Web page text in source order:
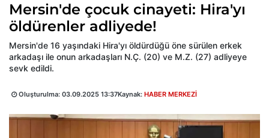
Mersin'de çocuk cinayeti: Hira'yı
öldürenler adliyede!
Mersin'de 16 yaşındaki Hira'yı öldürdüğü öne sürülen erkek
arkadaşı ile onun arkadaşları N.Ç. (20) ve M.Z. (27) adliyeye
sevk edildi.
Oluşturulma: 03.09.2025 13:37Kaynak: HABER MERKEZİ